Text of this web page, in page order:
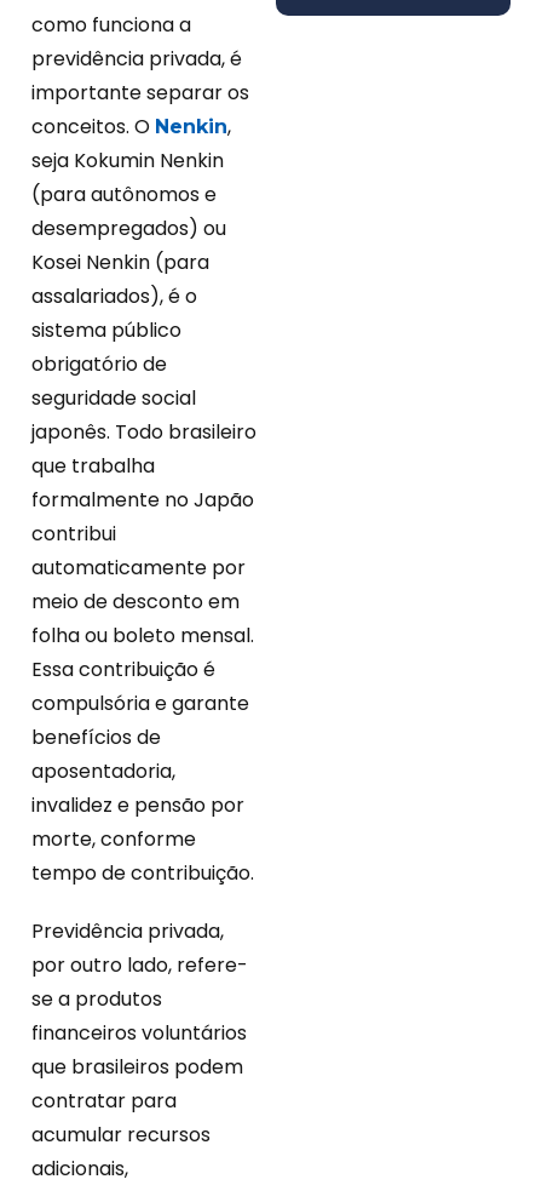
como funciona a
previdência privada, é
importante separar os
conceitos. O Nenkin,
seja Kokumin Nenkin
(para autônomos e
desempregados) ou
Kosei Nenkin (para
assalariados), é o
sistema público
obrigatório de
seguridade social
japonês. Todo brasileiro
que trabalha
formalmente no Japão
contribui
automaticamente por
meio de desconto em
folha ou boleto mensal.
Essa contribuição é
compulsória e garante
benefícios de
aposentadoria,
invalidez e pensão por
morte, conforme
tempo de contribuição.
Previdência privada,
por outro lado, refere-
se a produtos
financeiros voluntários
que brasileiros podem
contratar para
acumular recursos
adicionais,